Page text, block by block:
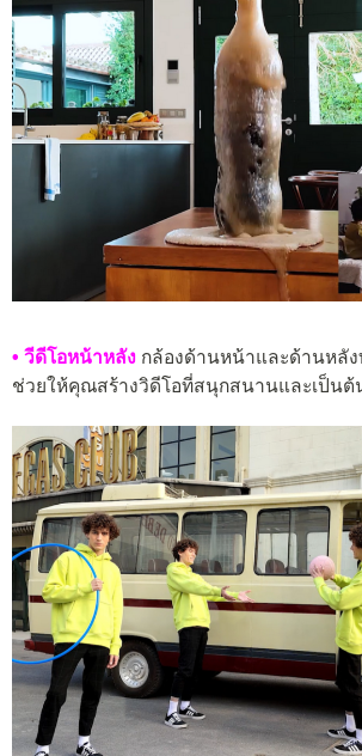
• วีดีโอหน้าหลัง กล้องด้านหน้าและด้านหลัง
ช่วยให้คุณสร้างวิดีโอที่สนุกสนานและเป็นต้